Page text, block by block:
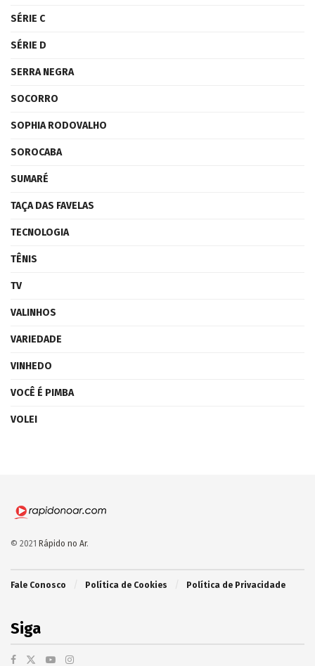
SÉRIE C
SÉRIE D
SERRA NEGRA
SOCORRO
SOPHIA RODOVALHO
SOROCABA
SUMARÉ
TAÇA DAS FAVELAS
TECNOLOGIA
TÊNIS
TV
VALINHOS
VARIEDADE
VINHEDO
VOCÊ É PIMBA
VOLEI
© 2021 Rápido no Ar.
Fale Conosco Política de Cookies Política de Privacidade
Siga